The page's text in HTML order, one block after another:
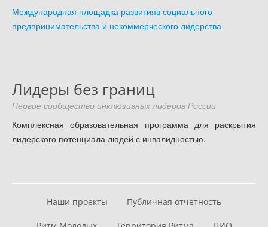
Международная площадка развитияв социального
предпринимательства и некоммерческого лидерства
Лидеры без границ
Первое сообщество инклюзивных лидеров России
Комплексная образовательная программа для раскрытия
лидерского потенциала людей с инвалидностью.
Наши проекты Публичная отчетность